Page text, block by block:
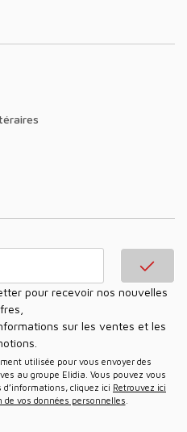
sur les ventes et les
au groupe Elidia. Vous pouvez vous
cliquez ici Retrouvez ici
vos données personnelles